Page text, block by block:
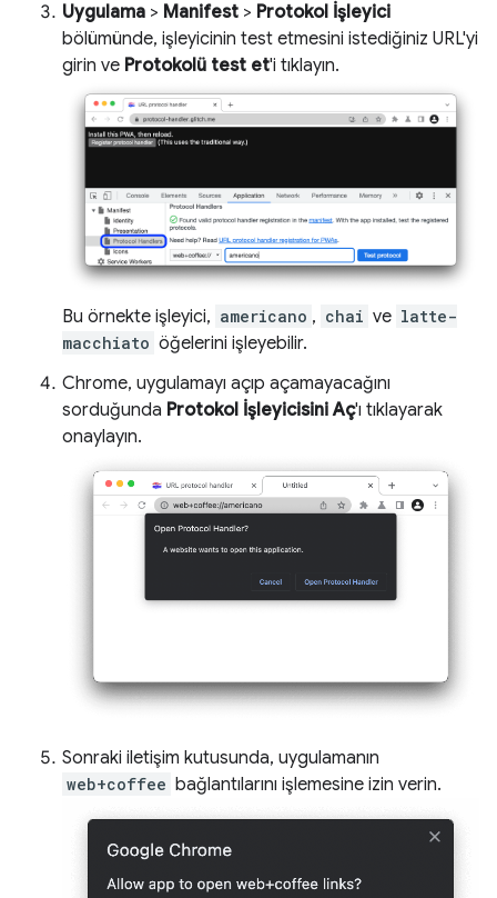
Uygulama > Manifest > Protokol İşleyici
bölümünde, işleyicinin test etmesini istediğiniz URL'yi
girin ve Protokolü test et'i tıklayın.
Bu örnekte işleyici, americano , chai ve latte-
macchiato öğelerini işleyebilir.
Chrome, uygulamayı açıp açamayacağını
sorduğunda Protokol İşleyicisini Aç'ı tıklayarak
onaylayın.
Sonraki iletişim kutusunda, uygulamanın
web+coffee bağlantılarını işlemesine izin verin.